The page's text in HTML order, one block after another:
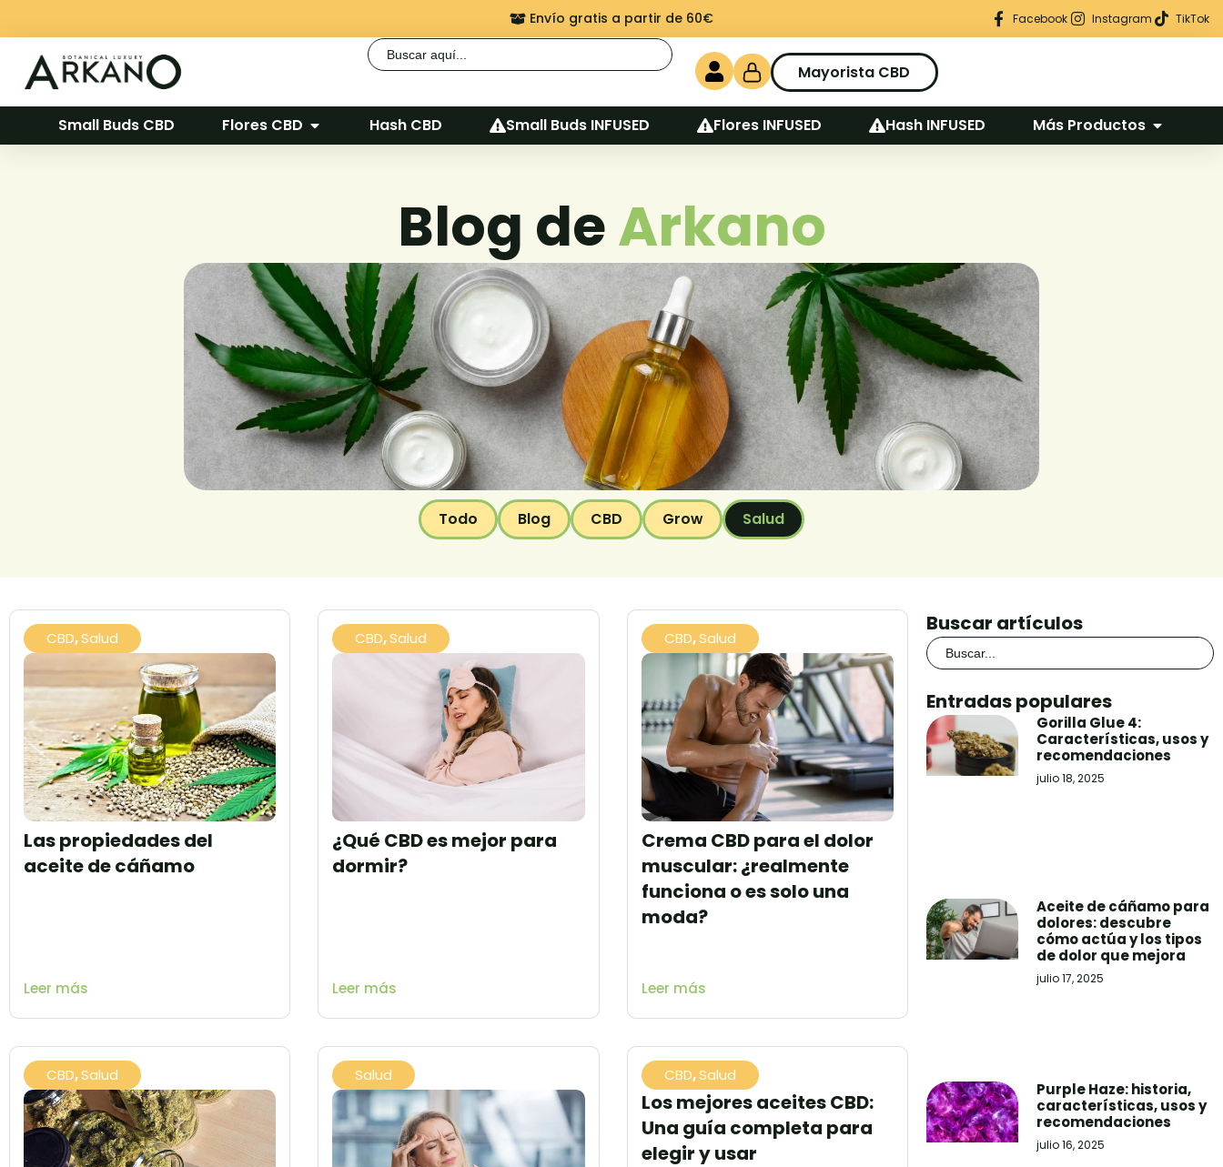
Envío gratis a partir de 60€ Regalo seguro en cada pedidoFacebook Instagram TikTok
Mayorista CBD
Buscar:
Small Buds CBD Flores CBD Hash CBD Small Buds INFUSED Flores INFUSED Hash INFUSED Más Productos
Blog deArkano
Blog CBD Grow Salud
Todo
CBD,Salud
Las propiedades del
aceite de cáñamo
Leer más
CBD,Salud
¿Qué CBD es mejor para
dormir?
Leer más
CBD,Salud
Crema CBD para el dolor
muscular: ¿realmente
funciona o es solo una
moda?
Leer más
CBD,Salud Salud CBD,Salud
Los mejores aceites CBD:
Una guía completa para
elegir y usar
Buscar artículos
Buscar:
Entradas populares
Gorilla Glue 4:
Características, usos y
recomendaciones
julio 18, 2025
Aceite de cáñamo para
dolores: descubre
cómo actúa y los tipos
de dolor que mejora
julio 17, 2025
Purple Haze: historia,
características, usos y
recomendaciones
julio 16, 2025